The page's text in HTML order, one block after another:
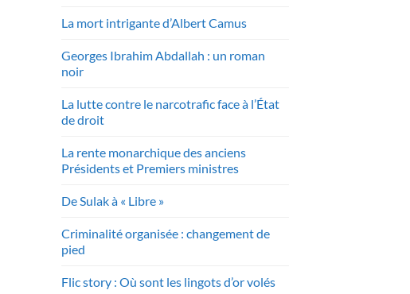
La mort intrigante d’Albert Camus
Georges Ibrahim Abdallah : un roman
noir
La lutte contre le narcotrafic face à l’État
de droit
La rente monarchique des anciens
Présidents et Premiers ministres
De Sulak à « Libre »
Criminalité organisée : changement de
pied
Flic story : Où sont les lingots d’or volés